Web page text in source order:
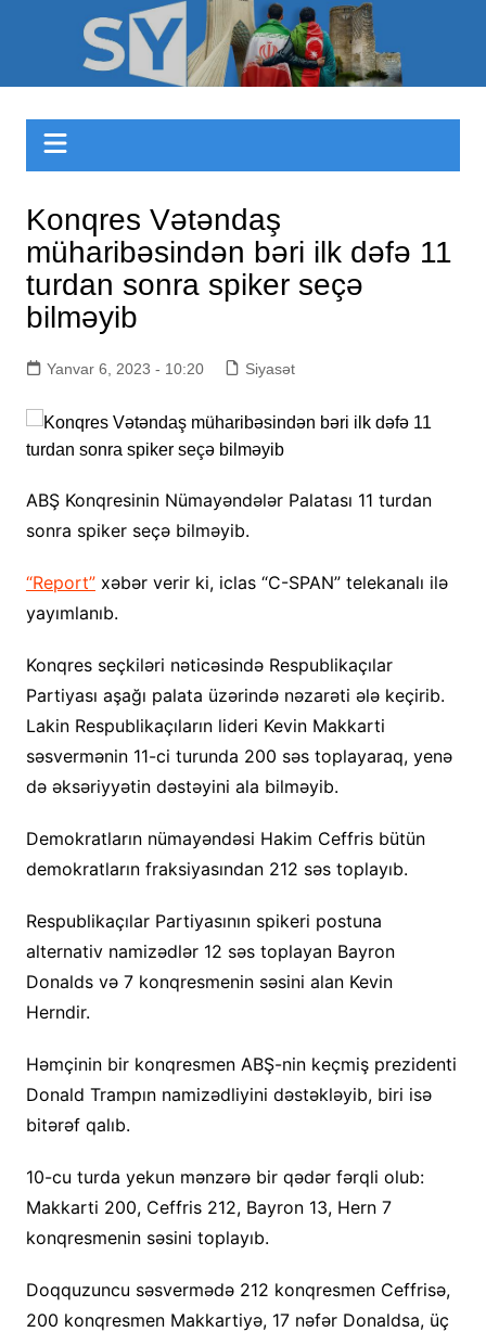
Sizinyol.org
Konqres Vətəndaş
müharibəsindən bəri ilk dəfə 11
turdan sonra spiker seçə
bilməyib
Yanvar 6, 2023 - 10:20 Siyasət
ABŞ Konqresinin Nümayəndələr Palatası 11 turdan
sonra spiker seçə bilməyib.
“Report”xəbər verir ki, iclas “C-SPAN” telekanalı ilə
yayımlanıb.
Konqres seçkiləri nəticəsində Respublikaçılar
Partiyası aşağı palata üzərində nəzarəti ələ keçirib.
Lakin Respublikaçıların lideri Kevin Makkarti
səsvermənin 11-ci turunda 200 səs toplayaraq, yenə
də əksəriyyətin dəstəyini ala bilməyib.
Demokratların nümayəndəsi Hakim Ceffris bütün
demokratların fraksiyasından 212 səs toplayıb.
Respublikaçılar Partiyasının spikeri postuna
alternativ namizədlər 12 səs toplayan Bayron
Donalds və 7 konqresmenin səsini alan Kevin
Herndir.
Həmçinin bir konqresmen ABŞ-nin keçmiş prezidenti
Donald Trampın namizədliyini dəstəkləyib, biri isə
bitərəf qalıb.
10-cu turda yekun mənzərə bir qədər fərqli olub:
Makkarti 200, Ceffris 212, Bayron 13, Hern 7
konqresmenin səsini toplayıb.
Doqquzuncu səsvermədə 212 konqresmen Ceffrisə,
200 konqresmen Makkartiyə, 17 nəfər Donaldsa, üç